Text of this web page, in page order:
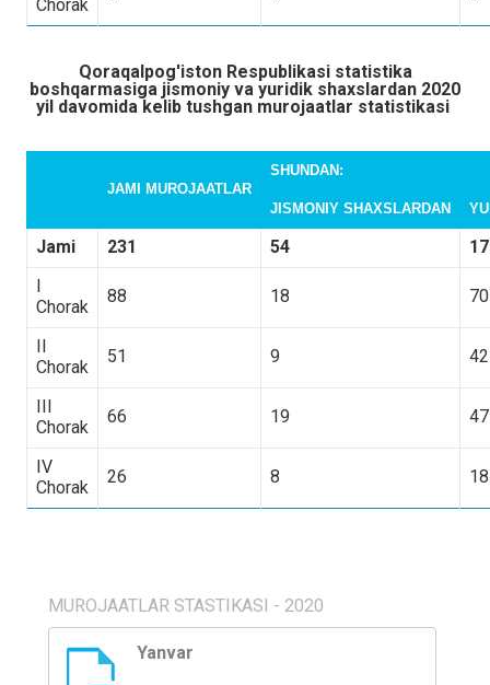
Chorak
Qoraqalpog'iston Respublikasi statistika
boshqarmasiga jismoniy va yuridik shaxslardan 2020
yil davomida kelib tushgan murojaatlar statistikasi
JAMI MUROJAATLAR
SHUNDAN:
JISMONIY SHAXSLARDAN
Jami 231 54
I
Chorak
88 18 70
II
Chorak
51 9
III
Chorak
66 19 47
IV
Chorak
26 8
MUROJAATLAR STASTIKASI - 2020
Yanvar